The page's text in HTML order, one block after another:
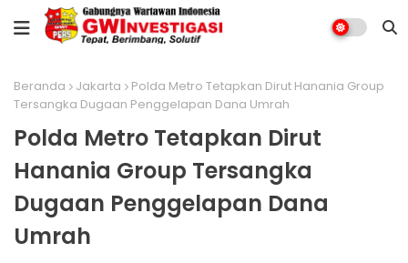
Beranda Jakarta
Polda Metro Tetapkan Dirut Hanania Group
Tersangka Dugaan Penggelapan Dana Umrah
Polda Metro Tetapkan Dirut
Hanania Group Tersangka
Dugaan Penggelapan Dana
Umrah